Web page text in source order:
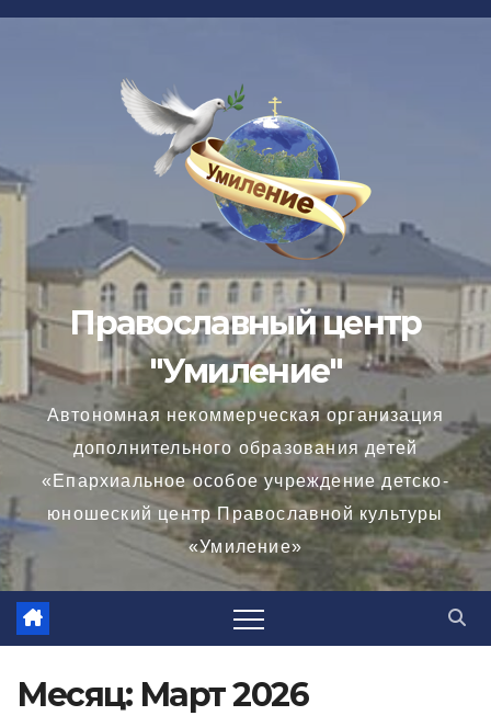
Перейти
Православный центр
"Умиление"
Автономная некоммерческая организация
дополнительного образования детей
«Епархиальное особое учреждение детско-
юношеский центр Православной культуры
«Умиление»
Месяц: Март 2026